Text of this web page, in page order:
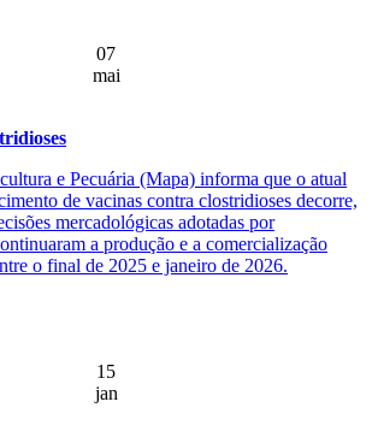
07
mai
e Pecuária (Mapa) informa que o atual
de vacinas contra clostridioses decorre,
mercadológicas adotadas por
a produção e a comercialização
o final de 2025 e janeiro de 2026.
15
jan